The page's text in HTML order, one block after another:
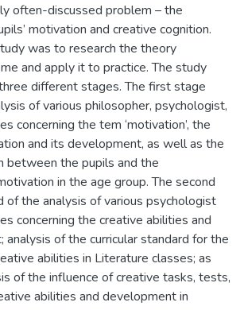
often-discussed problem – the
motivation and creative cognition.
was to research the theory
and apply it to practice. The study
different stages. The first stage
of various philosopher, psychologist,
concerning the tem ‘motivation’, the
and its development, as well as the
between the pupils and the
in the age group. The second
of the analysis of various psychologist
concerning the creative abilities and
of the curricular standard for the
abilities in Literature classes; as
of the influence of creative tasks, tests,
abilities and development in